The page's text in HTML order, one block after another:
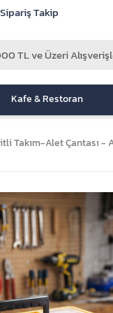
Sipariş Takip
Kafe & Restoran
Takım-Alet Çantası -